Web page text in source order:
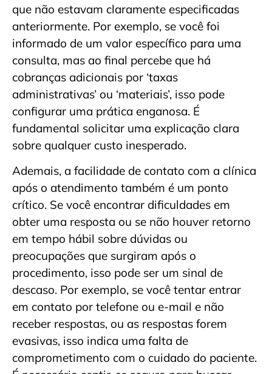
que não estavam claramente especificadas
anteriormente. Por exemplo, se você foi
informado de um valor específico para uma
consulta, mas ao final percebe que há
cobranças adicionais por ‘taxas
administrativas’ ou ‘materiais’, isso pode
configurar uma prática enganosa. É
fundamental solicitar uma explicação clara
sobre qualquer custo inesperado.
Ademais, a facilidade de contato com a clínica
após o atendimento também é um ponto
crítico. Se você encontrar dificuldades em
obter uma resposta ou se não houver retorno
em tempo hábil sobre dúvidas ou
preocupações que surgiram após o
procedimento, isso pode ser um sinal de
descaso. Por exemplo, se você tentar entrar
em contato por telefone ou e-mail e não
receber respostas, ou as respostas forem
evasivas, isso indica uma falta de
comprometimento com o cuidado do paciente.